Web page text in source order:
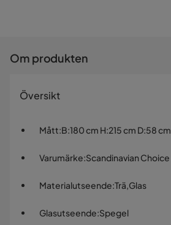
Om produkten
Översikt
Mått:B:180 cm H:215 cm D:58 cm
Varumärke:Scandinavian Choice
Materialutseende:Trä,Glas
Glasutseende:Spegel